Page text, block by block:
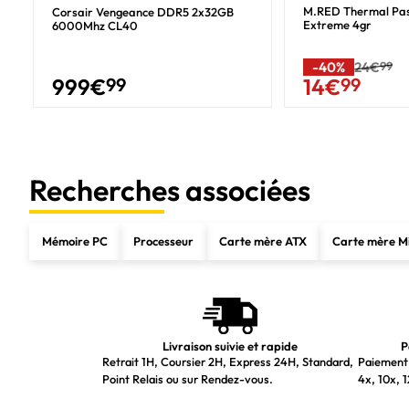
Sortie de casque
Réseau
Norme Wi-Fi
Standards wifi
Carte mère chipset
Canaux de sortie audio
Corsair Vengeance DDR5 2x32GB
6000Mhz CL40
999€99
M.RED Thermal
Extreme 4gr
-40% 24€99
14€99
Recherches associées
Mémoire PC Processeur Carte mère ATX Carte mère
Livraison suivie et rapide
Retrait 1H, Coursier 2H, Express 24H, Standard,
Point Relais ou sur Rendez-vous.
4x, 10x,